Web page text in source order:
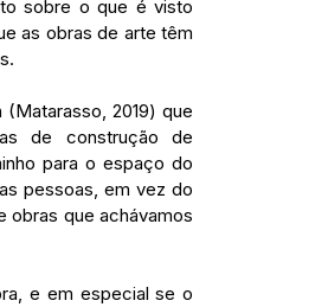
sobre o que é visto
as obras de arte têm
2019) que
de construção de
para o espaço do
pessoas, em vez do
obras que achávamos
e em especial se o